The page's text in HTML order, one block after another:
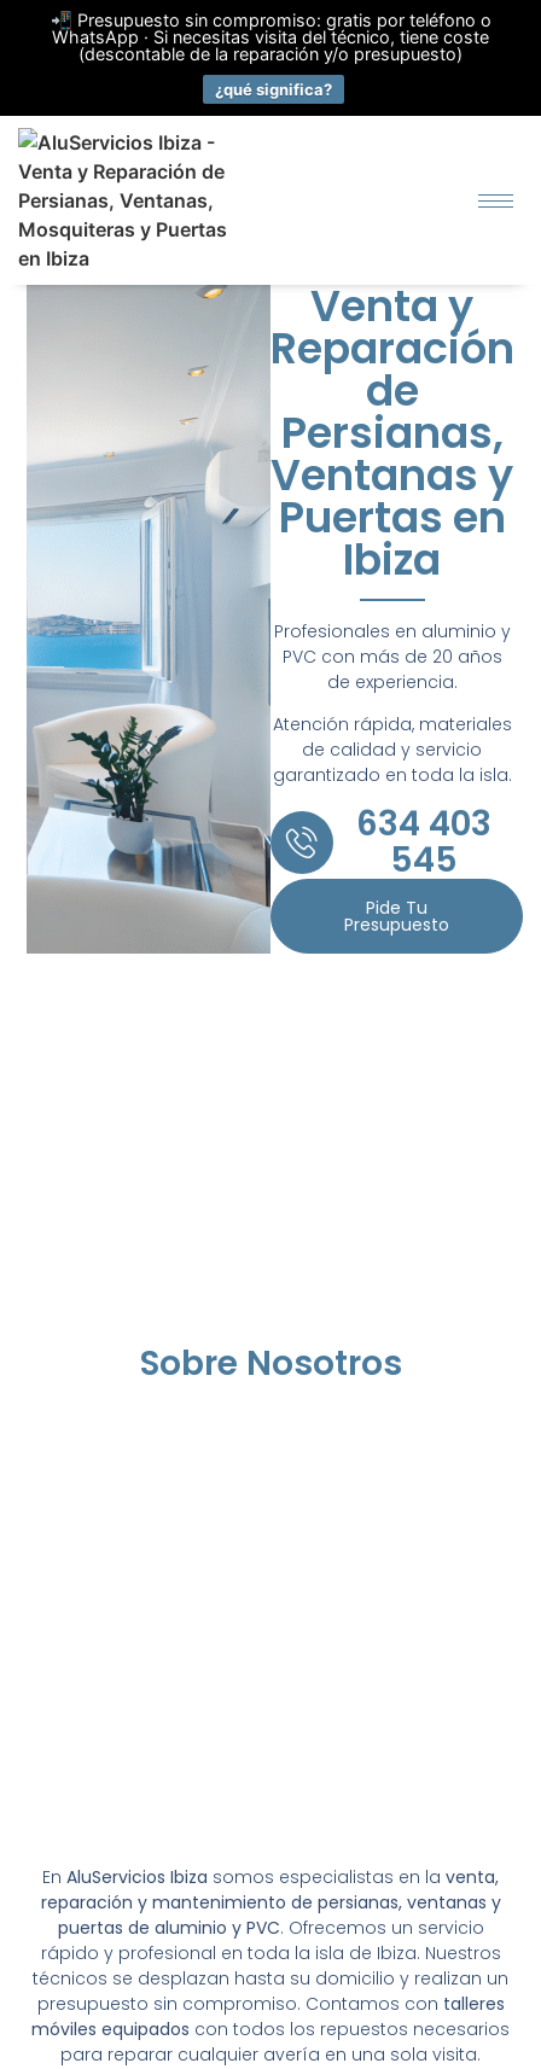
📲 Presupuesto sin compromiso: gratis por teléfono o
WhatsApp · Si necesitas visita del técnico, tiene coste
(descontable de la reparación y/o presupuesto)
¿qué significa?
Venta y
Reparación
de
Persianas,
Ventanas y
Puertas en
Ibiza
Profesionales en aluminio y
PVC con más de 20 años
de experiencia.
Atención rápida, materiales
de calidad y servicio
garantizado en toda la isla.
634 403
545
Pide Tu
Presupuesto
Sobre Nosotros
En AluServicios Ibiza somos especialistas en la venta,
reparación y mantenimiento de persianas, ventanas y
puertas de aluminio y PVC. Ofrecemos un servicio
rápido y profesional en toda la isla de Ibiza. Nuestros
técnicos se desplazan hasta su domicilio y realizan un
presupuesto sin compromiso. Contamos con talleres
móviles equipados con todos los repuestos necesarios
para reparar cualquier avería en una sola visita.